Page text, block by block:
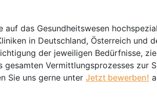
auf das Gesundheitswesen
in Deutschland, Österreich und
der jeweiligen Bedürfnisse,
Vermittlungsprozesses zur
Sie uns gerne unter Jetzt bewerben!